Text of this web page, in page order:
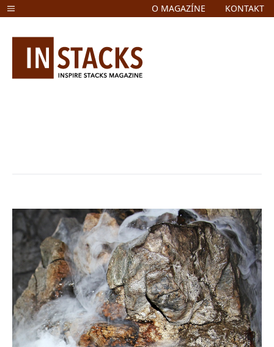
O MAGAZÍNE KONTAKT